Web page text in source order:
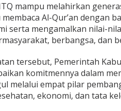
mampu melahirkan
Al-Qur’an dengan
serta mengamalkan nilai-
berbangsa, dan
tersebut, Pemerintah
komitmennya dalam
melalui empat pilar
ekonomi, dan tata